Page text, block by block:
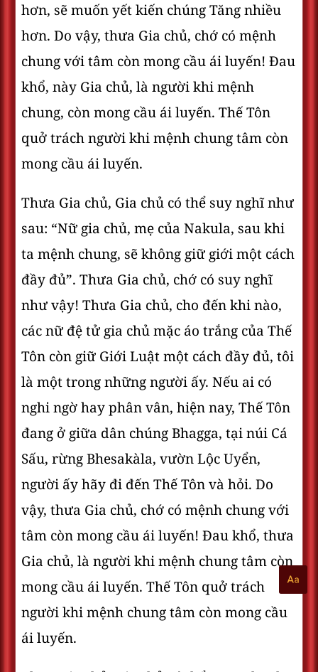
hơn, sẽ muốn yết kiến chúng Tăng nhiều
hơn. Do vậy, thưa Gia chủ, chớ có mệnh
chung với tâm còn mong cầu ái luyến! Ðau
khổ, này Gia chủ, là người khi mệnh
chung, còn mong cầu ái luyến. Thế Tôn
quở trách người khi mệnh chung tâm còn
mong cầu ái luyến.
Thưa Gia chủ, Gia chủ có thể suy nghĩ như
sau: “Nữ gia chủ, mẹ của Nakula, sau khi
ta mệnh chung, sẽ không giữ giới một cách
đầy đủ”. Thưa Gia chủ, chớ có suy nghĩ
như vậy! Thưa Gia chủ, cho đến khi nào,
các nữ đệ tử gia chủ mặc áo trắng của Thế
Tôn còn giữ Giới Luật một cách đầy đủ, tôi
là một trong những người ấy. Nếu ai có
nghi ngờ hay phân vân, hiện nay, Thế Tôn
đang ở giữa dân chúng Bhagga, tại núi Cá
Sấu, rừng Bhesakàla, vườn Lộc Uyển,
người ấy hãy đi đến Thế Tôn và hỏi. Do
vậy, thưa Gia chủ, chớ có mệnh chung với
tâm còn mong cầu ái luyến! Ðau khổ, thưa
Gia chủ, là người khi mệnh chung tâm còn
mong cầu ái luyến. Thế Tôn quở trách
người khi mệnh chung tâm còn mong cầu
ái luyến.